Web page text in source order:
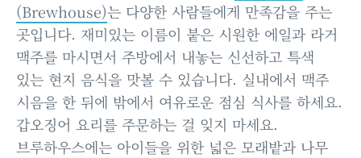
(Brewhouse)는 다양한 사람들에게 만족감을 주는
곳입니다. 재미있는 이름이 붙은 시원한 에일과 라거
맥주를 마시면서 주방에서 내놓는 신선하고 특색
있는 현지 음식을 맛볼 수 있습니다. 실내에서 맥주
시음을 한 뒤에 밖에서 여유로운 점심 식사를 하세요.
갑오징어 요리를 주문하는 걸 잊지 마세요.
브루하우스에는 아이들을 위한 넓은 모래밭과 나무